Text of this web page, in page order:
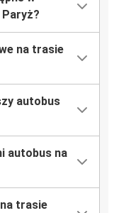
na trasie
autobus
autobus na
trasie